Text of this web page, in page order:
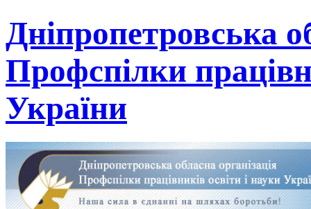
Дніпропетровська
Профспілки
України